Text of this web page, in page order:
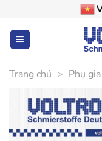
dung
Trang chủ > Phụ